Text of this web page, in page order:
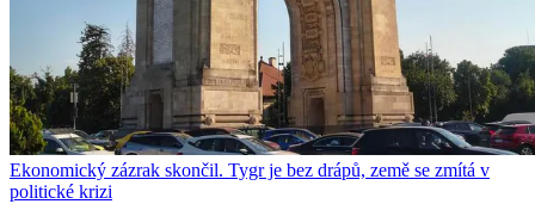
Ekonomický zázrak skončil. Tygr je bez drápů, země se zmítá v
politické krizi